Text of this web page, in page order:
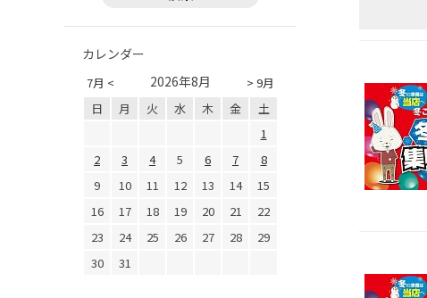
カレンダー
7月 < > 9月
2026年8月
日 月 火 水 木 金
土
1
2
3 4 5 6 7
8
9
10 11 12 13 14
15
16
17 18 19 20 21
22
23
24 25 26 27 28
29
30
31